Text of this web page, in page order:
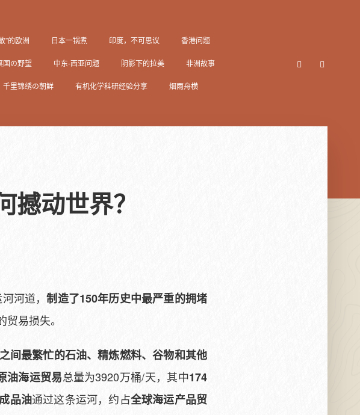
”的欧洲 日本一锅煮 印度，不可思议 香港问题
国の野望 中东-西亚问题 阴影下的拉美 非洲故事
千里锦绣の朝鲜 有机化学科研经验分享 烟雨舟横
撼动世界？
河河道，制造了150年历史中最严重的拥堵
易损失。
间最繁忙的石油、精炼燃料、谷物和其他
油海运贸易总量为3920万桶/天，其中174
品油通过这条运河，约占全球海运产品贸